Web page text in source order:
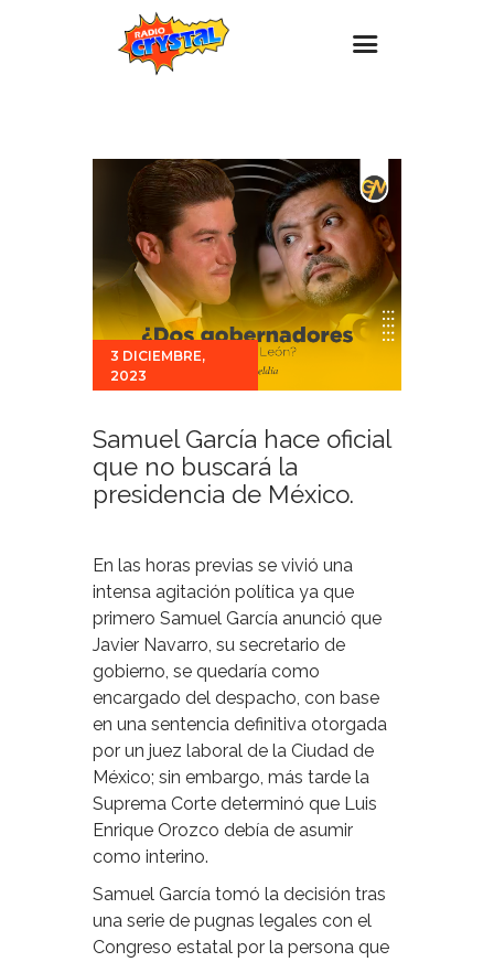
Estaciones
Eventos
Promociones
Noticias
Para ti
Contacto
3 DICIEMBRE,
2023
Samuel García hace oficial
que no buscará la
presidencia de México.
En las horas previas se vivió una
intensa agitación política ya que
primero Samuel García anunció que
Javier Navarro, su secretario de
gobierno, se quedaría como
encargado del despacho, con base
en una sentencia definitiva otorgada
por un juez laboral de la Ciudad de
México; sin embargo, más tarde la
Suprema Corte determinó que Luis
Enrique Orozco debía de asumir
como interino.
Samuel García tomó la decisión tras
una serie de pugnas legales con el
Congreso estatal por la persona que